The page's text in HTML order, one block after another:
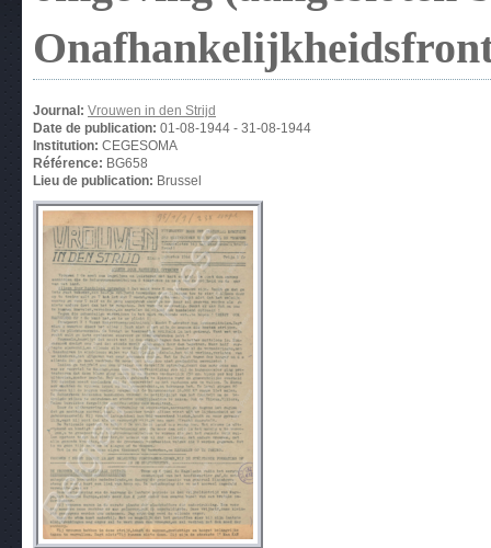
Journal: Vrouwen in den Strijd
Date de publication: 01-08-1944 - 31-08-1944
Institution: CEGESOMA
Référence: BG658
Lieu de publication: Brussel